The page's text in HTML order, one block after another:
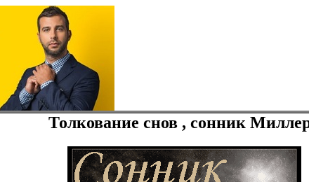
Толкование снов , сонник